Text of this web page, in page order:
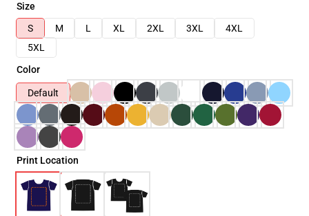
Size
S
M L XL 2XL 3XL
4XL
5XL
Color
Default
Print Location